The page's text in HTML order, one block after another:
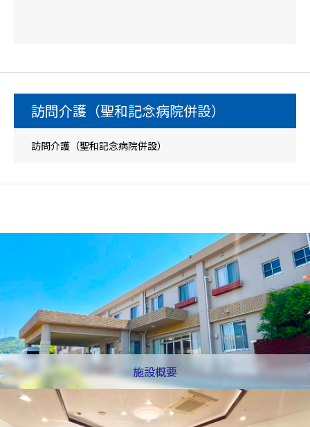
訪問介護（聖和記念病院併設）
訪問介護（聖和記念病院併設）
施設概要